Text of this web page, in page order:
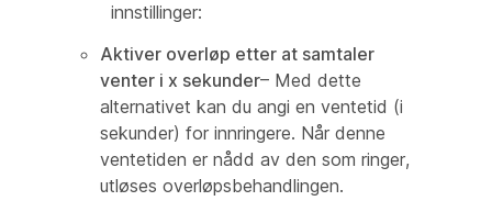
innstillinger:
Aktiver overløp etter at samtaler
venter i x sekunder– Med dette
alternativet kan du angi en ventetid (i
sekunder) for innringere. Når denne
ventetiden er nådd av den som ringer,
utløses overløpsbehandlingen.